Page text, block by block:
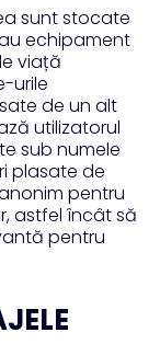
sunt stocate
echipament
viață
urile
de un alt
utilizatorul
sub numele
plasate de
pentru
astfel încât să
pentru